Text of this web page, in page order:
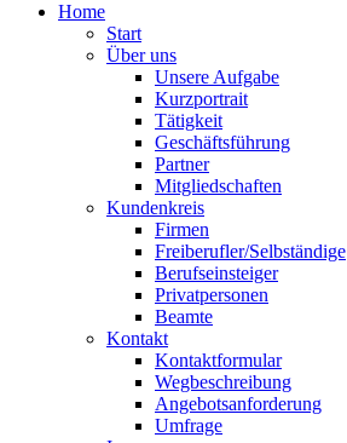
Home
Start
Über uns
Unsere Aufgabe
Kurzportrait
Tätigkeit
Geschäftsführung
Partner
Mitgliedschaften
Kundenkreis
Firmen
Freiberufler/Selbständige
Berufseinsteiger
Privatpersonen
Beamte
Kontakt
Kontaktformular
Wegbeschreibung
Angebotsanforderung
Umfrage